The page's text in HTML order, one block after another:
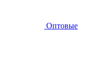
Оптовые